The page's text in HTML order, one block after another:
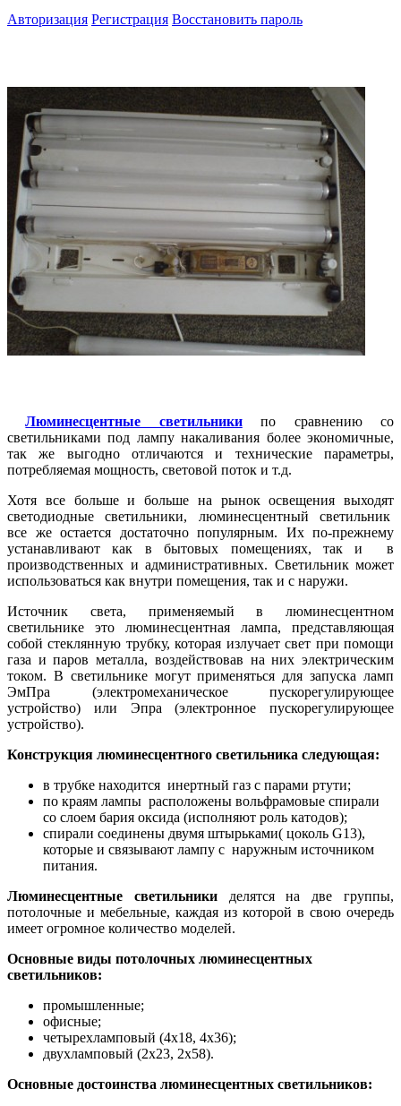
Авторизация Регистрация Восстановить пароль
Люминесцентные светильникипо сравнению со
светильниками под лампу накаливания более экономичные,
так же выгодно отличаются и технические параметры,
потребляемая мощность, световой поток и т.д.
Хотя все больше и больше на рынок освещения выходят
светодиодные светильники, люминесцентный светильник
все же остается достаточно популярным. Их по-прежнему
устанавливают как в бытовых помещениях, так и в
производственных и административных. Светильник может
использоваться как внутри помещения, так и с наружи.
Источник света, применяемый в люминесцентном
светильнике это люминесцентная лампа, представляющая
собой стеклянную трубку, которая излучает свет при помощи
газа и паров металла, воздействовав на них электрическим
током. В светильнике могут применяться для запуска ламп
ЭмПра (электромеханическое пускорегулирующее
устройство) или Эпра (электронное пускорегулирующее
устройство).
Конструкция люминесцентного светильника следующая:
в трубке находится инертный газ с парами ртути;
по краям лампы расположены вольфрамовые спирали
со слоем бария оксида (исполняют роль катодов);
спирали соединены двумя штырьками( цоколь G13),
которые и связывают лампу с наружным источником
питания.
Люминесцентные светильникиделятся на две группы,
потолочные и мебельные, каждая из которой в свою очередь
имеет огромное количество моделей.
Основные виды потолочных люминесцентных
светильников:
промышленные;
офисные;
четырехламповый (4х18, 4х36);
двухламповый (2х23, 2х58).
Основные достоинства люминесцентных светильников: